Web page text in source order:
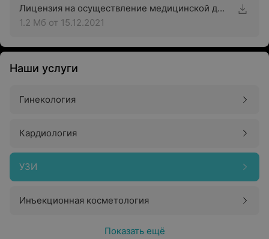
Лицензия на осуществление медицинской деятельности
1.2 Мб от 15.12.2021
Наши услуги
Гинекология
Кардиология
УЗИ
Инъекционная косметология
Показать ещё